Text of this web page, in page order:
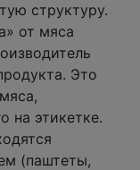
структуру.
от мяса
Это
на этикетке.
(паштеты,